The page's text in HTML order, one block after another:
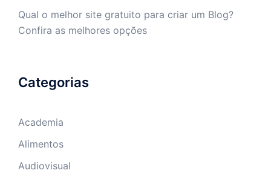
Qual o melhor site gratuito para criar um Blog?
Confira as melhores opções
Categorias
Academia
Alimentos
Audiovisual